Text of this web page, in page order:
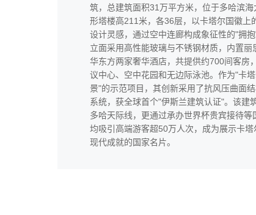
筑，总建筑面积31万平方米，位于多哈滨海
形塔楼高211米，各36层，以卡塔尔国徽上
设计灵感，通过空中连廊构成象征性的"拥
立面采用高性能玻璃与不锈钢材质，内置丽
华东方两家奢华酒店，共提供约700间客房
议中心、空中花园和无边际泳池。作为"卡
景"的示范项目，其创新采用了抗风压曲面
系统，获全球首个"伊斯兰建筑认证"。该建
多哈天际线，更通过承办世界杯贵宾接待等
均吸引高端游客超50万人次，成为展示卡塔
现代成就的国家名片。